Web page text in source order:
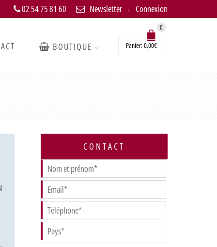
Newsletter Connexion
02 54 75 81 60
BOUTIQUE
0
Panier:0,00€
CONTACT